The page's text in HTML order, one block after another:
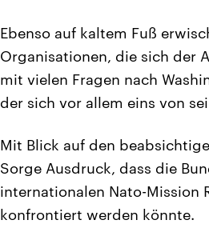
Ebenso auf kaltem Fuß
Organisationen, die sich der
mit vielen Fragen nach
der sich vor allem eins von
Mit Blick auf den
Sorge Ausdruck, dass die
internationalen Nato-Mission
konfrontiert werden könnte.